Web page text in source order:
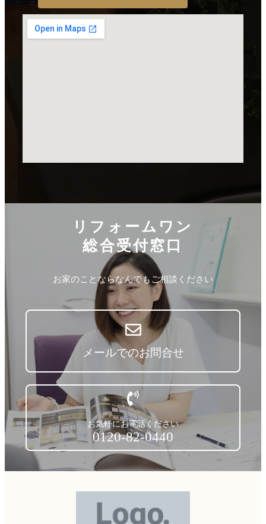
リフォームワン
総合受付窓口
お家のことならなんでもご相談ください
メールでのお問合せ
お気軽にお電話ください
0120-82-0440